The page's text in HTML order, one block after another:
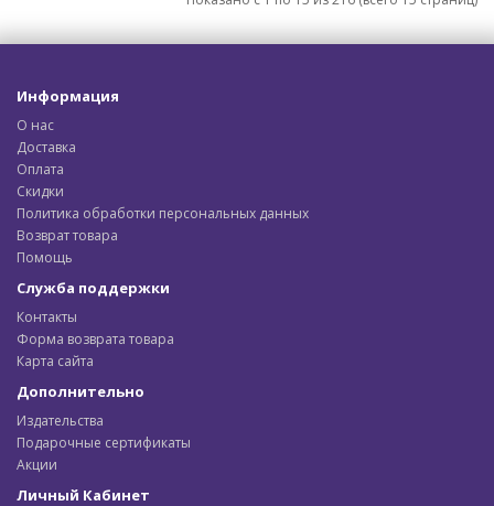
Информация
О нас
Доставка
Оплата
Скидки
Политика обработки персональных данных
Возврат товара
Помощь
Служба поддержки
Контакты
Форма возврата товара
Карта сайта
Дополнительно
Издательства
Подарочные сертификаты
Акции
Личный Кабинет